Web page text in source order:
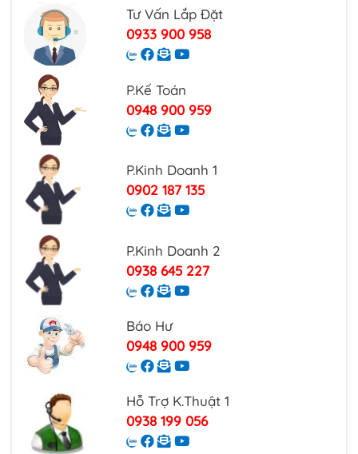
Tư Vấn Lắp Đặt
0933 900 958
P.Kế Toán
0948 900 959
P.Kinh Doanh 1
0902 187 135
P.Kinh Doanh 2
0938 645 227
Báo Hư
0948 900 959
Hỗ Trợ K.Thuật 1
0938 199 056